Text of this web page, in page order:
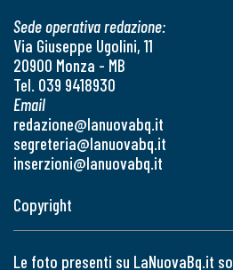
Sede operativa redazione:
Via Giuseppe Ugolini, 11
20900 Monza - MB
Tel. 039 9418930
Email
redazione@lanuovabq.it
segreteria@lanuovabq.it
inserzioni@lanuovabq.it
Copyright
Le foto presenti su LaNuovaBq.it